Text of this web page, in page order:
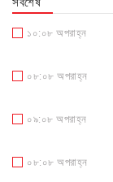
১০:০৮ অপরাহ্ন
০৮:০৮ অপরাহ্ন
০৯:০৮ অপরাহ্ন
০৮:০৮ অপরাহ্ন